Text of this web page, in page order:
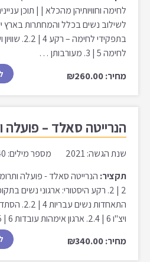
בתפקידי
לחימה 5 | 3. מעורבותן …
מחיר: ₪260.00
הנרייטה סאלד – פועלה
שנת הגשה: 2021 מספר מילים: 11040
תקציר:
ויצ"ו 6 | 2.4. ארגון אימהות עובדות 6 | 2.5. ארגון נעמ"ת …
מחיר: ₪340.00